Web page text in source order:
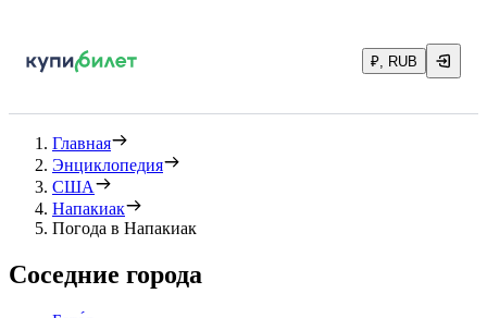
₽, RUB
Главная
Энциклопедия
США
Напакиак
Погода в Напакиак
Соседние города